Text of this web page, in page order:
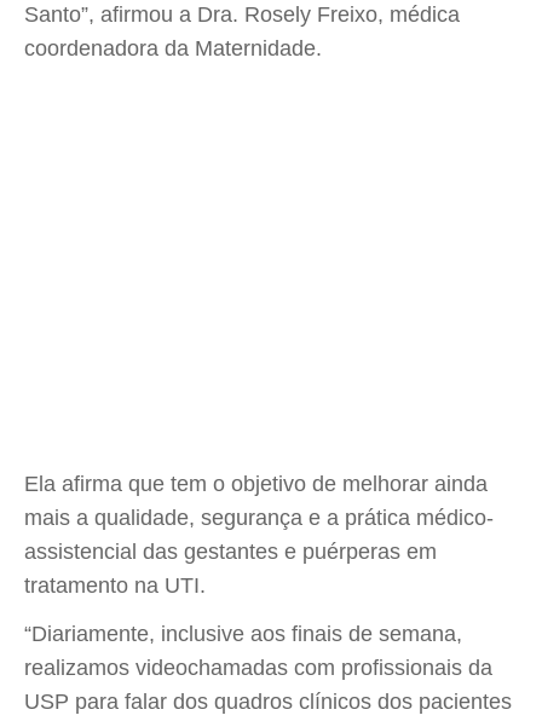
Santo”, afirmou a Dra. Rosely Freixo, médica
coordenadora da Maternidade.
Ela afirma que tem o objetivo de melhorar ainda
mais a qualidade, segurança e a prática médico-
assistencial das gestantes e puérperas em
tratamento na UTI.
“Diariamente, inclusive aos finais de semana,
realizamos videochamadas com profissionais da
USP para falar dos quadros clínicos dos pacientes